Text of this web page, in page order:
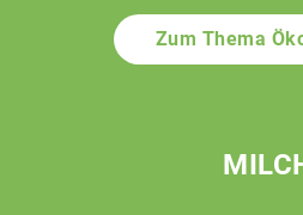
Zum Thema